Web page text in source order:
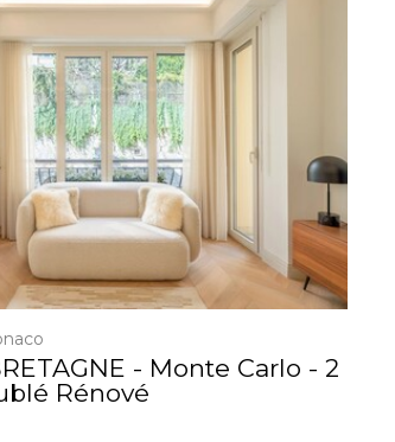
- Monte Carlo - 2
Rénové